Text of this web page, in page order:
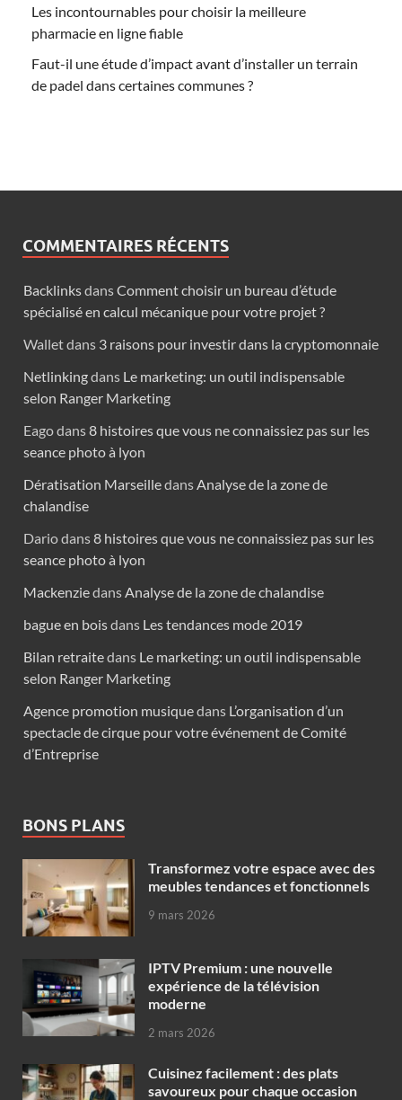
Les incontournables pour choisir la meilleure
pharmacie en ligne fiable
Faut-il une étude d’impact avant d’installer un terrain
de padel dans certaines communes ?
COMMENTAIRES RÉCENTS
BacklinksdansComment choisir un bureau d’étude
spécialisé en calcul mécanique pour votre projet ?
Walletdans 3 raisons pour investir dans la cryptomonnaie
Netlinkingdans Le marketing: un outil indispensable
selon Ranger Marketing
Eagodans8 histoires que vous ne connaissiez pas sur les
seance photo à lyon
Dératisation MarseilledansAnalyse de la zone de
chalandise
Dariodans8 histoires que vous ne connaissiez pas sur les
seance photo à lyon
MackenziedansAnalyse de la zone de chalandise
bague en boisdans Les tendances mode 2019
Bilan retraitedans Le marketing: un outil indispensable
selon Ranger Marketing
Agence promotion musiquedans L’organisation d’un
spectacle de cirque pour votre événement de Comité
d’Entreprise
BONS PLANS
Transformez votre espace avec des
meubles tendances et fonctionnels
9 mars 2026
IPTV Premium : une nouvelle
expérience de la télévision
moderne
2 mars 2026
Cuisinez facilement : des plats
savoureux pour chaque occasion